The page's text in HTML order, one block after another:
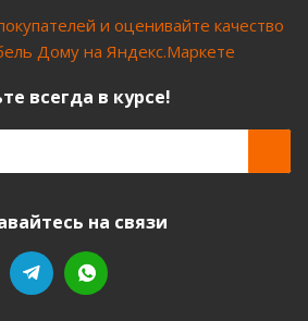
всегда в курсе!
на связи